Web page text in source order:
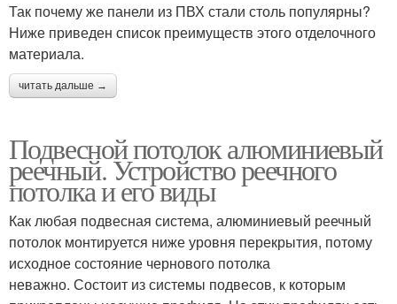
Так почему же панели из ПВХ стали столь популярны?
Ниже приведен список преимуществ этого отделочного
материала.
читать дальше →
Подвесной потолок алюминиевый
реечный. Устройство реечного
потолка и его виды
Как любая подвесная система, алюминиевый реечный
потолок монтируется ниже уровня перекрытия, потому
исходное состояние чернового потолка
неважно. Состоит из системы подвесов, к которым